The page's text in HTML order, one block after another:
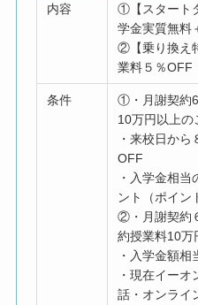
内容
①【スタート
学金実質無料
②【乗り換え
業料５％OFF
条件
①・月謝契約
10万円以上の
・来校日か
OFF
・入学金相
ント（ポイン
②・月謝契約
約授業料10万
・入学金額
・現在イー
話・オンライ